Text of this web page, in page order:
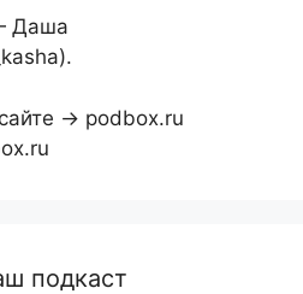
Даша
→ podbox.ru
подкаст